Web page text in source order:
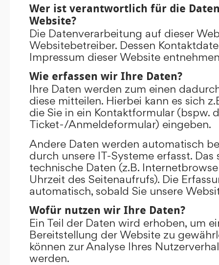
Wer ist verantwortlich für die
Website?
Die Datenverarbeitung auf dieser
Websitebetreiber. Dessen
Impressum dieser Website
Wie erfassen wir Ihre Daten?
Ihre Daten werden zum einen
diese mitteilen. Hierbei kann es sich
die Sie in ein Kontaktformular (bspw.
Ticket-/Anmeldeformular) eingeben.
Andere Daten werden automatisch
durch unsere IT-Systeme erfasst. Das
technische Daten (z.B.
Uhrzeit des Seitenaufrufs). Die
automatisch, sobald Sie unsere
Wofür nutzen wir Ihre Daten?
Ein Teil der Daten wird erhoben, um
Bereitstellung der Website zu
können zur Analyse Ihres
werden.